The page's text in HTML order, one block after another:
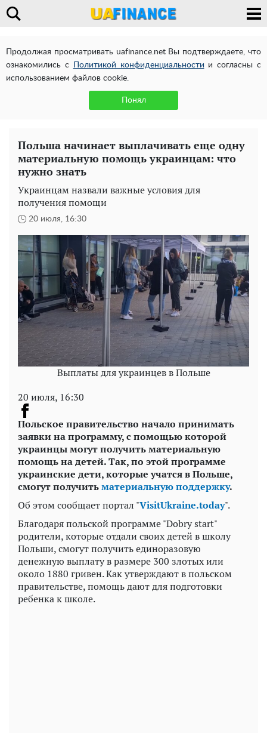
Продолжая просматривать uafinance.net Вы подтверждаете, что
ознакомились с
Политикой конфиденциальности и согласны с
использованием файлов cookie.
Понял
Польша начинает выплачивать еще одну
материальную помощь украинцам: что
нужно знать
Украинцам назвали важные условия для
получения помощи
20 июля, 16:30
Выплаты для украинцев в Польше
20 июля, 16:30
Польское правительство начало принимать
заявки на программу, с помощью которой
украинцы могут получить материальную
помощь на детей. Так, по этой программе
украинские дети, которые учатся в Польше,
смогут получитьматериальную поддержку.
Об этом сообщает портал "VisitUkraine.today".
Благодаря польской программе "Dobry start"
родители, которые отдали своих детей в школу
Польши, смогут получить единоразовую
денежную выплату в размере 300 злотых или
около 1880 гривен. Как утверждают в польском
правительстве, помощь дают для подготовки
ребенка к школе.